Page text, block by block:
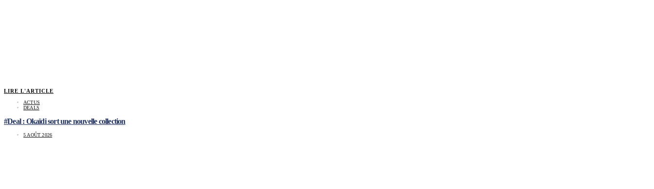
LIRE L'ARTICLE
ACTUS
DEALS
#Deal : Okaïdi sort une nouvelle collection
5 AOÛT 2026